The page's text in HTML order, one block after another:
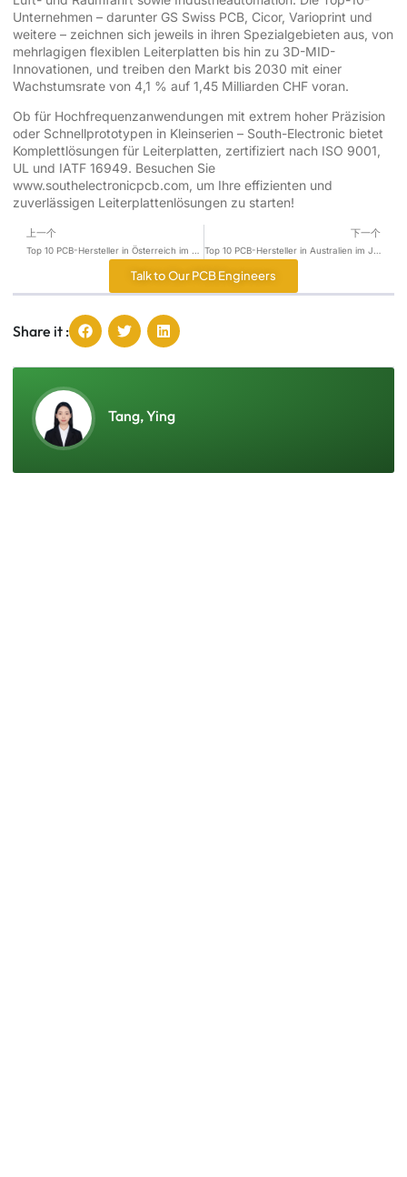
Unternehmen – darunter GS Swiss PCB, Cicor, Varioprint und
weitere – zeichnen sich jeweils in ihren Spezialgebieten aus, von
mehrlagigen flexiblen Leiterplatten bis hin zu 3D-MID-
Innovationen, und treiben den Markt bis 2030 mit einer
Wachstumsrate von 4,1 % auf 1,45 Milliarden CHF voran.
Ob für Hochfrequenzanwendungen mit extrem hoher Präzision
oder Schnellprototypen in Kleinserien – South-Electronic bietet
Komplettlösungen für Leiterplatten, zertifiziert nach ISO 9001,
UL und IATF 16949. Besuchen Sie
www.southelectronicpcb.com, um Ihre effizienten und
zuverlässigen Leiterplattenlösungen zu starten!
上一个 下一个
Talk to Our PCB Engineers
Share it :
Tang, Ying